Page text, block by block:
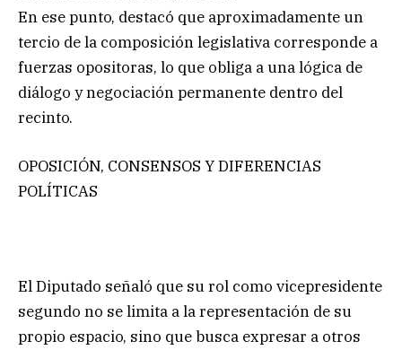
En ese punto, destacó que aproximadamente un
tercio de la composición legislativa corresponde a
fuerzas opositoras, lo que obliga a una lógica de
diálogo y negociación permanente dentro del
recinto.
OPOSICIÓN, CONSENSOS Y DIFERENCIAS
POLÍTICAS
El Diputado señaló que su rol como vicepresidente
segundo no se limita a la representación de su
propio espacio, sino que busca expresar a otros